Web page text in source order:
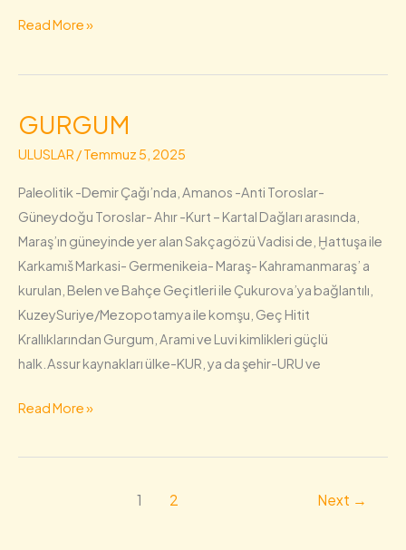
Read More »
GURGUM
ULUSLAR /Temmuz 5, 2025
Paleolitik -Demir Çağı’nda, Amanos -Anti Toroslar-
Güneydoğu Toroslar- Ahır -Kurt – Kartal Dağları arasında,
Maraş’ın güneyinde yer alan Sakçagözü Vadisi de, Ḫattuşa ile
Karkamıš Markasi- Germenikeia- Maraş- Kahramanmaraş’ a
kurulan, Belen ve Bahçe Geçitleri ile Çukurova’ya bağlantılı,
KuzeySuriye/Mezopotamya ile komşu, Geç Hitit
Krallıklarından Gurgum, Arami ve Luvi kimlikleri güçlü
halk.Assur kaynakları ülke-KUR, ya da şehir-URU ve
GURGUM
Read More »
1 2 Next →